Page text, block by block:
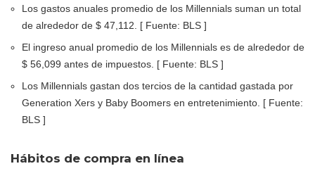
Los gastos anuales promedio de los Millennials suman un total
de alrededor de $ 47,112. [ Fuente: BLS ]
El ingreso anual promedio de los Millennials es de alrededor de
$ 56,099 antes de impuestos. [ Fuente: BLS ]
Los Millennials gastan dos tercios de la cantidad gastada por
Generation Xers y Baby Boomers en entretenimiento. [ Fuente:
BLS ]
Hábitos de compra en línea